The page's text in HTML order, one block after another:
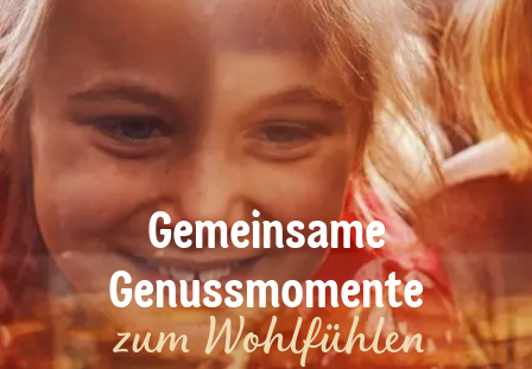
Gemeinsame
Genussmomente
zum Wohlfühlen